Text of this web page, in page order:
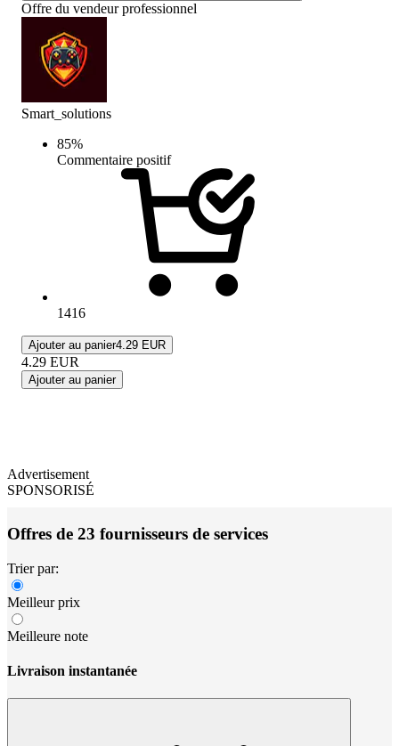
Offre du vendeur professionnel
Smart_solutions
85%
Commentaire positif
1416
Ajouter au panier4.29 EUR
4.29 EUR
Ajouter au panier
Advertisement
SPONSORISÉ
Offres de 23 fournisseurs de services
Trier par:
Meilleur prix
Meilleure note
Livraison instantanée